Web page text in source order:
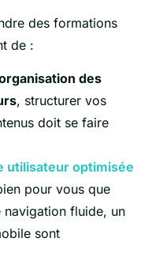
des formations
de :
des
, structurer vos
doit se faire
utilisateur optimisée
pour vous que
navigation fluide, un
sont